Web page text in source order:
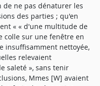
de ne pas dénaturer les
des parties ; qu'en
« « d'une multitude de
colle sur une fenêtre en
insuffisamment nettoyée,
relevaient
saleté », sans tenir
Mmes [W] avaient